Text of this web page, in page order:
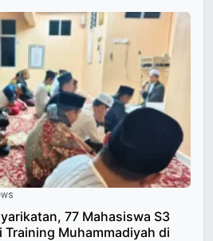
77 Mahasiswa S3
Training Muhammadiyah di